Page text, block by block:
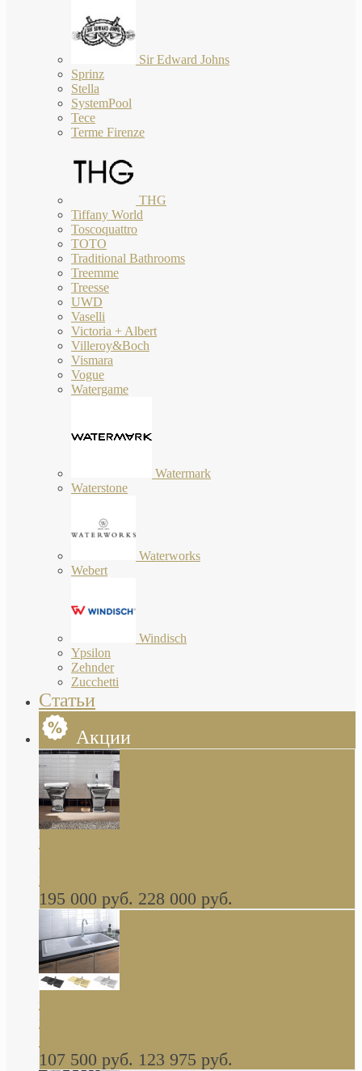
Sir Edward Johns
Sprinz
Stella
SystemPool
Tece
Terme Firenze
THG
Tiffany World
Toscoquattro
TOTO
Traditional Bathrooms
Treemme
Treesse
UWD
Vaselli
Victoria + Albert
Villeroy&Boch
Vismara
Vogue
Watergame
Watermark
Waterstone
Waterworks
Webert
Windisch
Ypsilon
Zehnder
Zucchetti
Статьи
Акции
Butterfly Scarabeo КОМПЛЕКТ санфаянса
глянцевая платина В НАЛИЧИИ
195 000 руб. 228 000 руб.
керамическая мойка 1160 x 510 мм белая,
серая, черная, бежевая В НАЛИЧИИ
107 500 руб. 123 975 руб.